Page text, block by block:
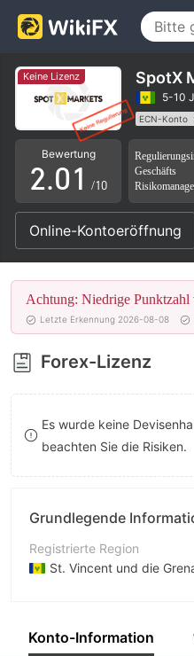
Keine Lizenz SpotX
5-10
ECN-Konto
Bewertung
0
1
2
3
4
5
6
7
8
9
.0
1
2
3
4
5
6
7
8
0
1
2
3
4
5
6
7
8
9
/10
Geschäfts
Online-Kontoeröffnung
Achtung: Niedrige
Letzte Erkennung 2026-08-08
Forex-Lizenz
Es wurde keine
beachten Sie die Risiken.
Grundlegende
Registrierte Region
St. Vincent und die
Unternehmen
Konto-Information